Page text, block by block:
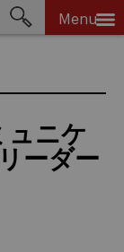
Menu
ュニケ
ーダー